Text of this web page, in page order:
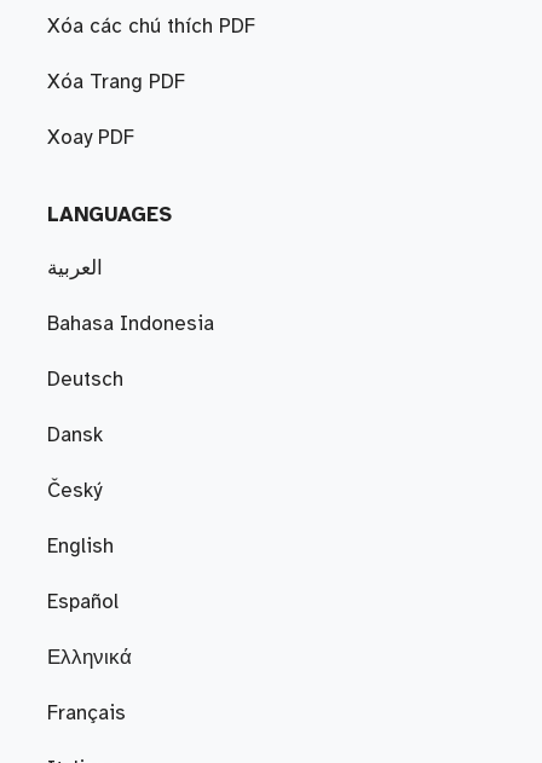
Xóa các chú thích PDF
Xóa Trang PDF
Xoay PDF
LANGUAGES
العربية
Bahasa Indonesia
Deutsch
Dansk
Český
English
Español
Ελληνικά
Français